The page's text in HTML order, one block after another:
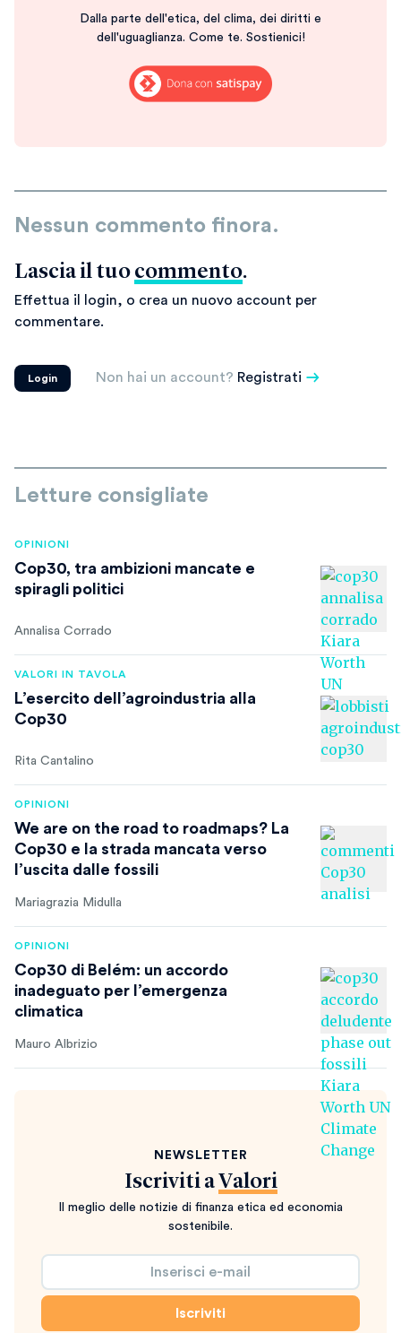
Dalla parte dell'etica, del clima, dei diritti e
dell'uguaglianza. Come te. Sostienici!
Nessun commento finora.
Lascia il tuo commento.
Effettua il login, o crea un nuovo account per
commentare.
Login Non hai un account? Registrati
Letture consigliate
OPINIONI
Cop30, tra ambizioni mancate e
spiragli politici
Annalisa Corrado
VALORI IN TAVOLA
L’esercito dell’agroindustria alla
Cop30
Rita Cantalino
OPINIONI
We are on the road to roadmaps? La
Cop30 e la strada mancata verso
l’uscita dalle fossili
Mariagrazia Midulla
OPINIONI
Cop30 di Belém: un accordo
inadeguato per l’emergenza
climatica
Mauro Albrizio
NEWSLETTER
Iscriviti a Valori
Il meglio delle notizie di finanza etica ed economia
sostenibile.